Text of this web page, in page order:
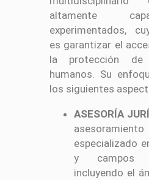
altamente
experimentados,
es garantizar el
la protección de
humanos. Su
los siguientes
ASESORÍA
especializado
y campos
incluyendo el